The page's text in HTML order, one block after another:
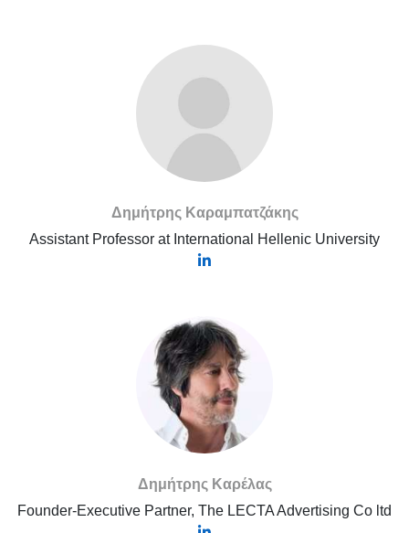
Δημήτρης Καραμπατζάκης
Assistant Professor at International Hellenic University
Δημήτρης Καρέλας
Founder-Executive Partner, The LECTA Advertising Co ltd